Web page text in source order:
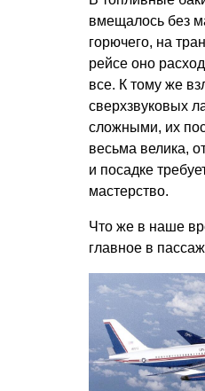
вмещалось без
горючего, на
рейсе оно
все. К тому же
сверхзвуковых
сложными, их
весьма велика,
и посадке
мастерство.
Что же в наше
главное в